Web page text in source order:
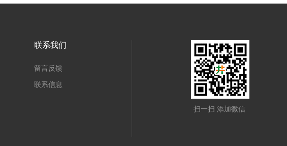
联系我们
留言反馈
联系信息
扫一扫 添加微信